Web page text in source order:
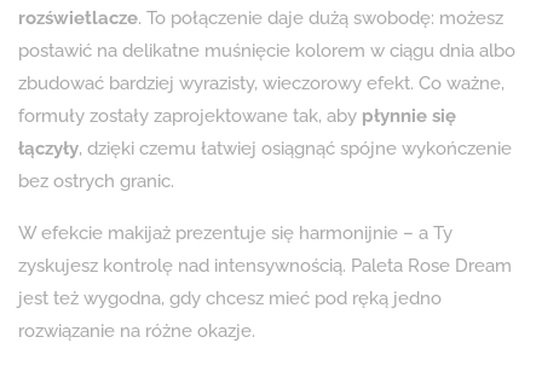
rozświetlacze. To połączenie daje dużą swobodę: możesz
postawić na delikatne muśnięcie kolorem w ciągu dnia albo
zbudować bardziej wyrazisty, wieczorowy efekt. Co ważne,
formuły zostały zaprojektowane tak, aby płynnie się
łączyły, dzięki czemu łatwiej osiągnąć spójne wykończenie
bez ostrych granic.
W efekcie makijaż prezentuje się harmonijnie – a Ty
zyskujesz kontrolę nad intensywnością. Paleta Rose Dream
jest też wygodna, gdy chcesz mieć pod ręką jedno
rozwiązanie na różne okazje.